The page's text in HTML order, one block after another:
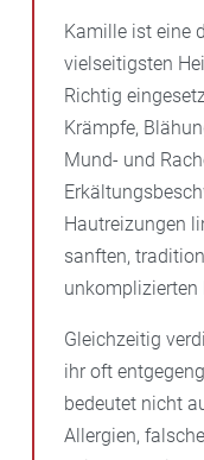
Kamille ist eine
vielseitigsten
Richtig
Krämpfe,
Mund- und
Hautreizungen
sanften,
unkomplizierten
Gleichzeitig
ihr oft
bedeutet nicht
Allergien,